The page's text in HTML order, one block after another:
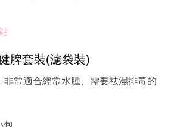
脾套裝(濾袋裝)
非常適合經常水腫、需要祛濕排毒的